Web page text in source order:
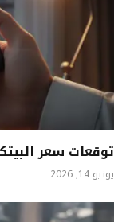
توقعات سعر
يونيو 14, 2026